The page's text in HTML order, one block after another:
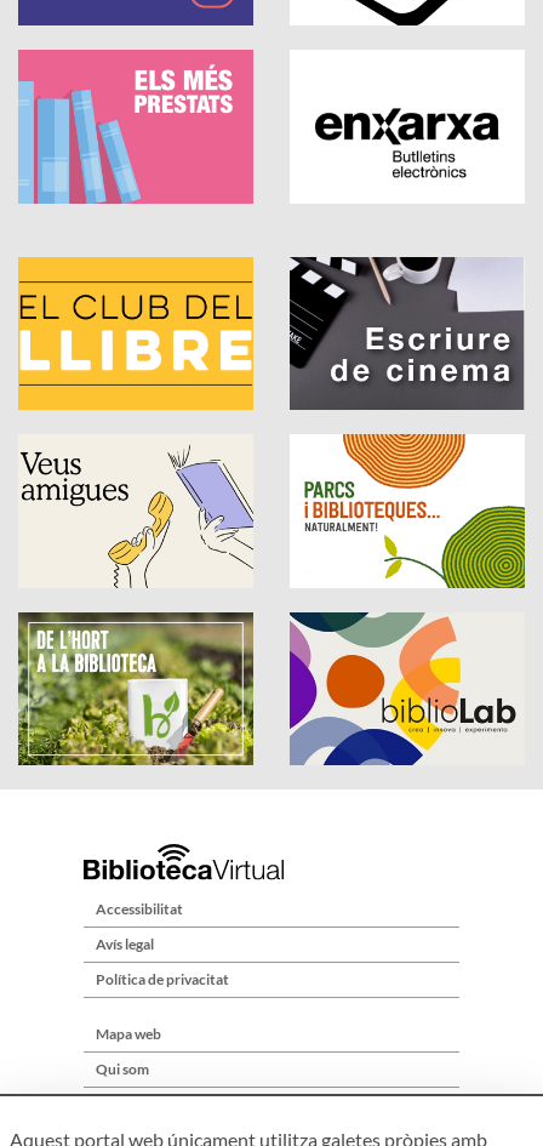
Accessibilitat
Avís legal
Política de privacitat
Mapa web
Qui som
Aquest portal web únicament utilitza galetes pròpies amb